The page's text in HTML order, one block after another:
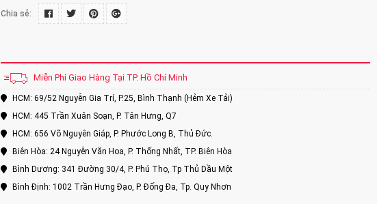
Chia sẻ:
Miễn Phí Giao Hàng Tại TP. Hồ Chí Minh
HCM: 69/52 Nguyễn Gia Trí, P.25, Bình Thạnh (Hẻm Xe Tải)
HCM: 445 Trần Xuân Soạn, P. Tân Hưng, Q7
HCM: 656 Võ Nguyên Giáp, P. Phước Long B, Thủ Đức.
Biên Hòa: 24 Nguyễn Văn Hoa, P. Thống Nhất, TP. Biên Hòa
Bình Dương: 341 Đường 30/4, P. Phú Thọ, Tp Thủ Dầu Một
Bình Định: 1002 Trần Hưng Đạo, P. Đống Đa, Tp. Quy Nhơn